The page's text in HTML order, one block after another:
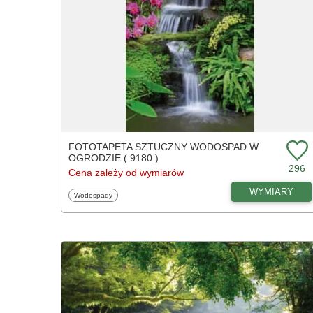
FOTOTAPETA SZTUCZNY WODOSPAD W
OGRODZIE ( 9180 )
Cena zależy od wymiarów
296
Fototapety
Wodospady WYMIARY